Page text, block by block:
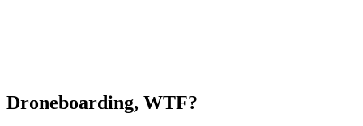
Droneboarding, WTF?